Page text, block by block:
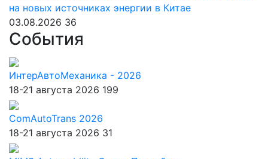
на новых источниках энергии в Китае
03.08.2026 36
События
ИнтерАвтоМеханика - 2026
18-21 августа 2026 199
ComAutoTrans 2026
18-21 августа 2026 31